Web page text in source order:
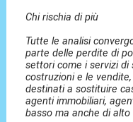
Chi rischia di più
Tutte le analisi
parte delle perdite di
settori come i servizi di
costruzioni e le
destinati a sostituire
agenti immobiliari,
basso ma anche di